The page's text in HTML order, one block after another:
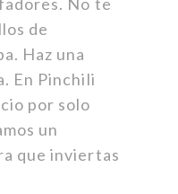
de
Haz una
En Pinchili
por solo
un
que inviertas